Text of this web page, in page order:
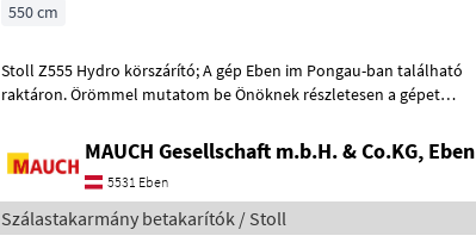
550 cm
Stoll Z555 Hydro körszárító; A gép Eben im Pongau-ban található
raktáron. Örömmel mutatom be Önöknek részletesen a gépet
MAUCH Gesellschaft m.b.H. & Co.KG, Eben
5531 Eben
Szálastakarmány betakarítók / Stoll